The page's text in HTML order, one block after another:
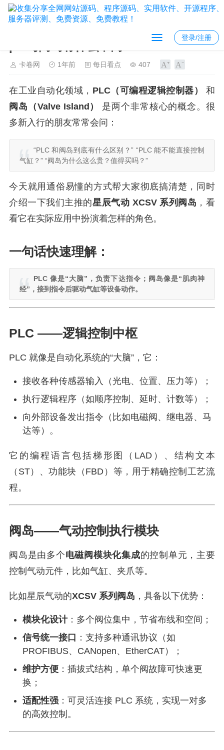
登录/注册
卡卷网 1年前 每日看点 407
在工业自动化领域， PLC（可编程逻辑控制器）
和
阀岛（Valve Island）
是两个非常核心的概念。很
多新入行的朋友常常会问：
“PLC 和阀岛到底有什么区别？” “PLC 能不能直接控制
气缸？” “阀岛为什么这么贵？值得买吗？”
今天就用通俗易懂的方式帮大家彻底搞清楚，同时
介绍一下我们主推的星辰气动 XCSV 系列阀岛 ，看
看它在实际应用中扮演着怎样的角色。
一句话快速理解：
PLC 像是“大脑”，负责下达指令；阀岛像是“肌肉神
经”，接到指令后驱动气缸等设备动作。
PLC ——逻辑控制中枢
PLC 就像是自动化系统的“大脑”，它：
接收各种传感器输入（光电、位置、压力等）；
执行逻辑程序（如顺序控制、延时、计数等）；
向外部设备发出指令（比如电磁阀、继电器、马
达等）。
它的编程语言包括梯形图（LAD）、结构文本
（ST）、功能块（FBD）等，用于精确控制工艺流
程。
阀岛——气动控制执行模块
阀岛是由多个电磁阀模块化集成的控制单元，主要
控制气动元件，比如气缸、夹爪等。
比如星辰气动的XCSV 系列阀岛 ，具备以下优势：
模块化设计：多个阀位集中，节省布线和空间；
信号统一接口 ：支持多种通讯协议（如
PROFIBUS、CANopen、EtherCAT）；
维护方便 ：插拔式结构，单个阀故障可快速更
换；
适配性强 ：可灵活连接 PLC 系统，实现一对多
的高效控制。